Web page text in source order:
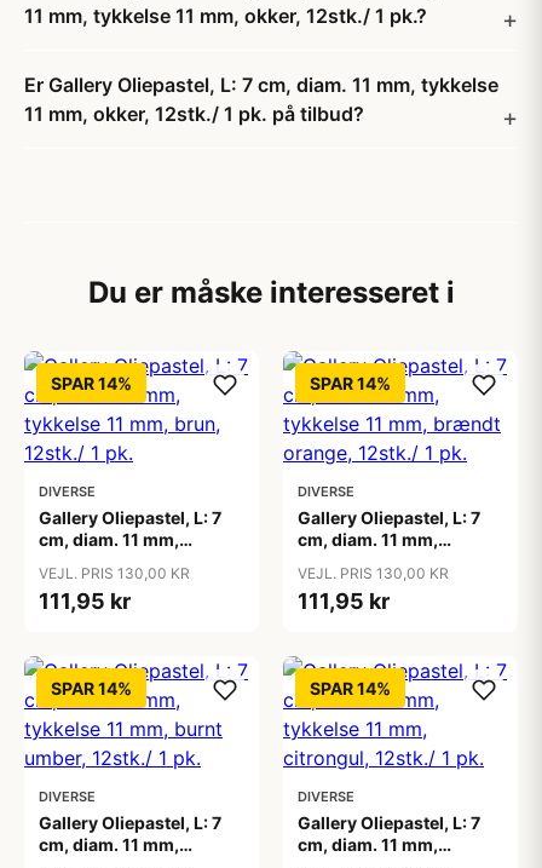
11 mm, tykkelse 11 mm, okker, 12stk./ 1 pk.?
Er Gallery Oliepastel, L: 7 cm, diam. 11 mm, tykkelse
11 mm, okker, 12stk./ 1 pk. på tilbud?
Du er måske interesseret i
SPAR 14%
DIVERSE
Gallery Oliepastel, L: 7
cm, diam. 11 mm,
12stk./ 1 pk.
VEJL. PRIS 130,00 KR
111,95 kr
SPAR 14%
DIVERSE
Gallery Oliepastel, L: 7
cm, diam. 11 mm,
orange, 12stk./ 1 pk.
VEJL. PRIS 130,00 KR
111,95 kr
SPAR 14%
DIVERSE
Gallery Oliepastel, L: 7
cm, diam. 11 mm,
SPAR 14%
DIVERSE
Gallery Oliepastel, L: 7
cm, diam. 11 mm,